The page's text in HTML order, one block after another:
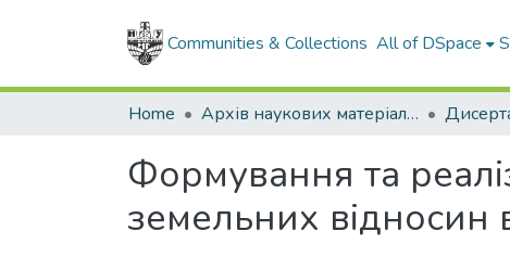
Communities & Collections All of DSpace
Home Архів наукових матеріалів
Формування та
земельних відносин